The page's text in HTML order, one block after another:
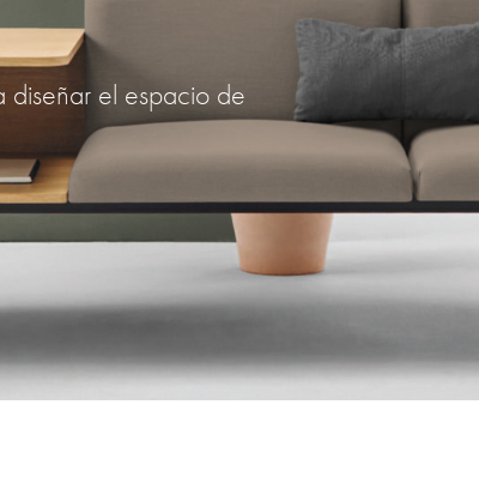
diseñar el espacio de